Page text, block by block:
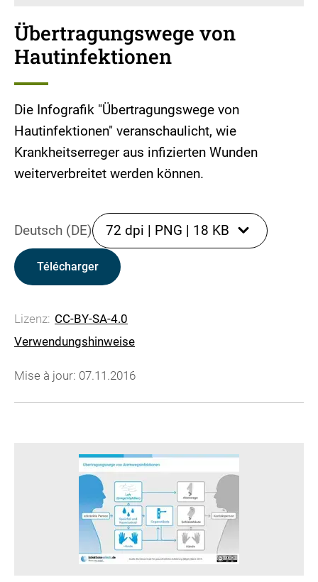
Übertragungswege von
Hautinfektionen
Die Infografik "Übertragungswege von
Hautinfektionen" veranschaulicht, wie
Krankheitserreger aus infizierten Wunden
weiterverbreitet werden können.
Deutsch (DE) 72 dpi | PNG | 18 KB
Télécharger
Lizenz: CC-BY-SA-4.0
Verwendungshinweise
Mise à jour: 07.11.2016